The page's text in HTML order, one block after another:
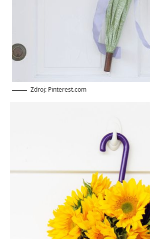
Zdroj: Pinterest.com